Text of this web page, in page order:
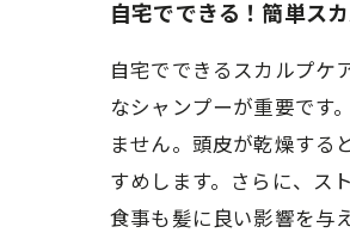
自宅でできる！簡単ス
自宅でできるスカルプケ
なシャンプーが重要です
ません。頭皮が乾燥する
すめします。さらに、ス
食事も髪に良い影響を与